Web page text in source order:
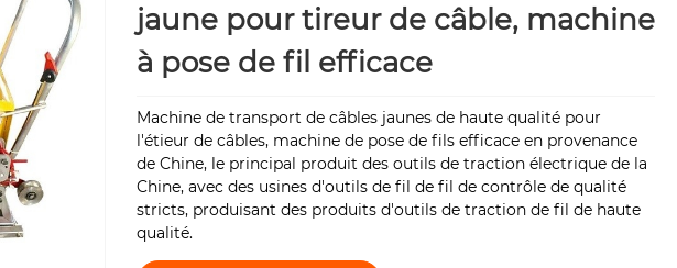
jaune pour tireur de câble, machine
à pose de fil efficace
Machine de transport de câbles jaunes de haute qualité pour
l'étieur de câbles, machine de pose de fils efficace en provenance
de Chine, le principal produit des outils de traction électrique de la
Chine, avec des usines d'outils de fil de fil de contrôle de qualité
stricts, produisant des produits d'outils de traction de fil de haute
qualité.